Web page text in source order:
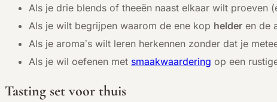
Als je drie blends of theeën naast elkaar wilt proeven
Als je wilt begrijpen waarom de ene kop helder en de
Als je aroma’s wilt leren herkennen zonder dat je
Als je wil oefenen met smaakwaardering op een
Tasting set voor thuis